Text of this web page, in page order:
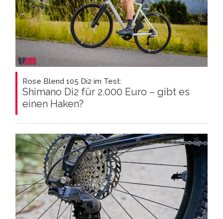
Rose Blend 105 Di2 im Test:
Shimano Di2 für 2.000 Euro – gibt es
einen Haken?